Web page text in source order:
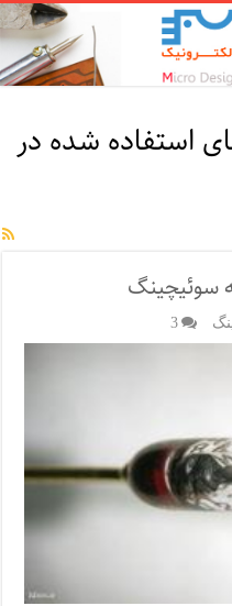
استفاده شده در
سوئیچینگ
3